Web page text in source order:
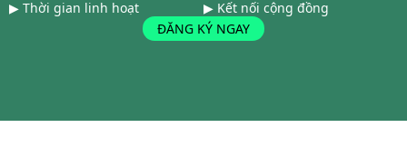
▶ Thời gian linh hoạt ▶ Kết nối cộng đồng
ĐĂNG KÝ NGAY